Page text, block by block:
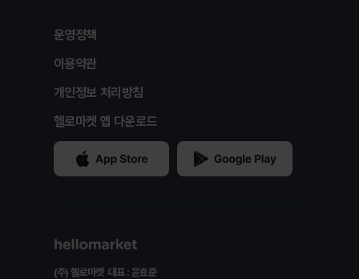
운영정책
이용약관
개인정보 처리방침
헬로마켓 앱 다운로드
(주) 헬로마켓 대표 : 윤효준